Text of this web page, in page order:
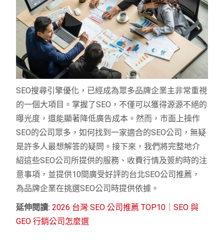
SEO搜尋引擎優化，已經成為眾多品牌企業主非常重視
的一個大項目。掌握了SEO，不僅可以獲得源源不絕的
曝光度，還能顯著降低廣告成本。然而，市面上操作
SEO的公司眾多，如何找到一家適合的SEO公司，無疑
是許多人最想解答的疑問。接下來，我們將完整地介
紹這些SEO公司所提供的服務、收費行情及簽約時的注
意事項，並提供10間廣受好評的台北SEO公司推薦，
為品牌企業在挑選SEO公司時提供依據。
延伸閱讀: 2026 台灣 SEO 公司推薦 TOP10｜SEO 與
GEO 行銷公司怎麼選